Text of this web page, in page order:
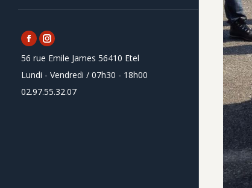
Facebook
page
opens
in
Instagram
page
opens
in
56 rue Emile James 56410 Etel
Lundi - Vendredi / 07h30 - 18h00
02.97.55.32.07